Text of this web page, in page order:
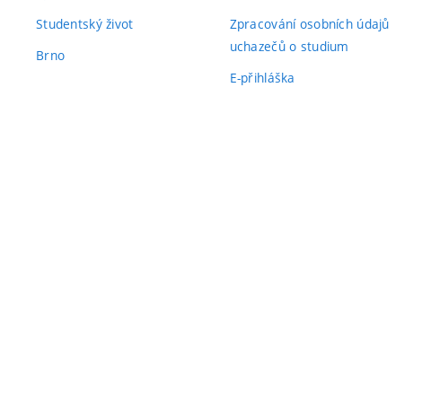
Studentský život
Brno
Zpracování osobních údajů
uchazečů o studium
E-přihláška